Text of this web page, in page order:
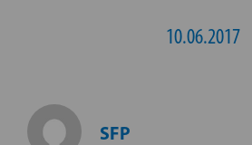
10.06.2017
SFP